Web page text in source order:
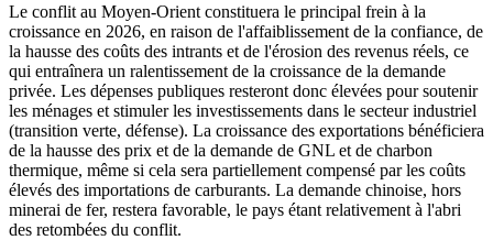
Le conflit au Moyen-Orient constituera le principal frein à la
croissance en 2026, en raison de l'affaiblissement de la confiance, de
la hausse des coûts des intrants et de l'érosion des revenus réels, ce
qui entraînera un ralentissement de la croissance de la demande
privée. Les dépenses publiques resteront donc élevées pour soutenir
les ménages et stimuler les investissements dans le secteur industriel
(transition verte, défense). La croissance des exportations bénéficiera
de la hausse des prix et de la demande de GNL et de charbon
thermique, même si cela sera partiellement compensé par les coûts
élevés des importations de carburants. La demande chinoise, hors
minerai de fer, restera favorable, le pays étant relativement à l'abri
des retombées du conflit.